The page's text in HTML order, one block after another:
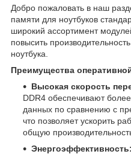
Добро пожаловать в наш
памяти для ноутбуков
широкий ассортимент
повысить
ноутбука.
Преимущества
Высокая скорость
DDR4 обеспечивают
данных по сравнению с
что позволяет ускорить
общую
Энергоэффективность: